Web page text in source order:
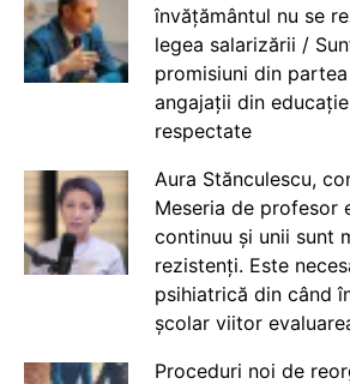
învățământul nu se
legea salarizării /
promisiuni din
angajații din
respectate
Aura Stănculescu,
Meseria de profesor
continuu și unii sunt
rezistenți. Este
psihiatrică din când
școlar viitor
Proceduri noi de